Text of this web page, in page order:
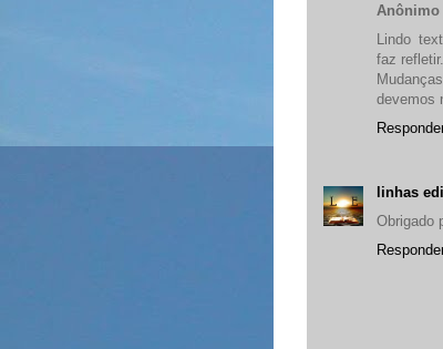
Anônimo
Lindo
faz refletir.
devemos
linhas
Obrigado